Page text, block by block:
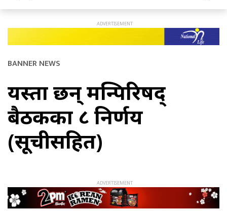
BANNER NEWS
यस्ता छन् मन्त्रिपरिषद्
बैठकका ८ निर्णय
(सूचीसहित)